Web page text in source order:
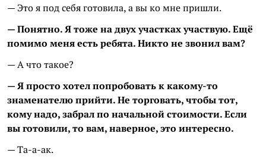
— Это я под себя готовила, а вы ко мне пришли.
— Понятно. Я тоже на двух участках участвую. Ещё
помимо меня есть ребята. Никто не звонил вам?
— А что такое?
— Я просто хотел попробовать к какому-то
знаменателю прийти. Не торговать, чтобы тот,
кому надо, забрал по начальной стоимости. Если
вы готовили, то вам, наверное, это интересно.
— Та-а-ак.